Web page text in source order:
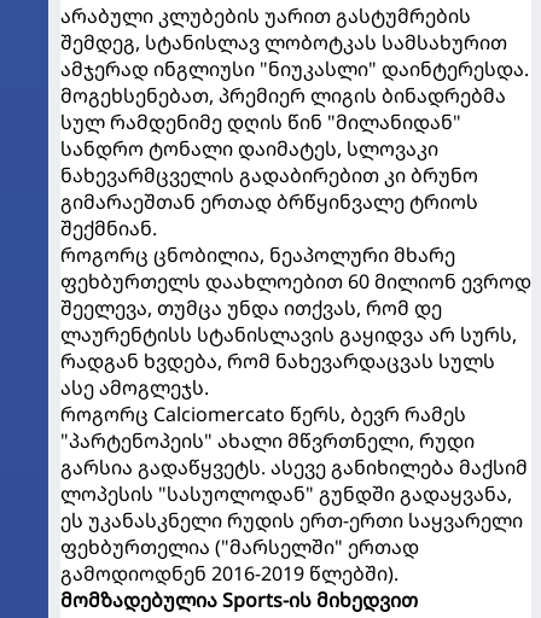
არაბული კლუბების უარით გასტუმრების
შემდეგ, სტანისლავ ლობოტკას სამსახურით
ამჯერად ინგლიუსი "ნიუკასლი" დაინტერესდა.
მოგეხსენებათ, პრემიერ ლიგის ბინადრებმა
სულ რამდენიმე დღის წინ "მილანიდან"
სანდრო ტონალი დაიმატეს, სლოვაკი
ნახევარმცველის გადაბირებით კი ბრუნო
გიმარაეშთან ერთად ბრწყინვალე ტრიოს
შექმნიან.
როგორც ცნობილია, ნეაპოლური მხარე
ფეხბურთელს დაახლოებით 60 მილიონ ევროდ
შეელევა, თუმცა უნდა ითქვას, რომ დე
ლაურენტისს სტანისლავის გაყიდვა არ სურს,
რადგან ხვდება, რომ ნახევარდაცვას სულს
ასე ამოგლეჯს.
როგორც Calciomercato წერს, ბევრ რამეს
"პარტენოპეის" ახალი მწვრთნელი, რუდი
გარსია გადაწყვეტს. ასევე განიხილება მაქსიმ
ლოპესის "სასუოლოდან" გუნდში გადაყვანა,
ეს უკანასკნელი რუდის ერთ-ერთი საყვარელი
ფეხბურთელია ("მარსელში" ერთად
გამოდიოდნენ 2016-2019 წლებში).
მომზადებულია Sports-ის მიხედვით